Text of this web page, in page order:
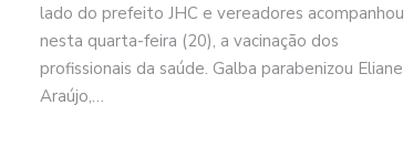
lado do prefeito JHC e vereadores acompanhou
nesta quarta-feira (20), a vacinação dos
profissionais da saúde. Galba parabenizou Eliane
Araújo,…